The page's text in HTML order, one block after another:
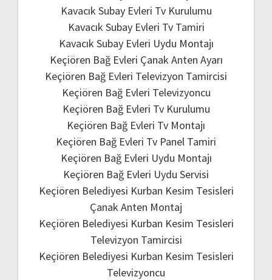
Kavacık Subay Evleri Tv Kurulumu
Kavacık Subay Evleri Tv Tamiri
Kavacık Subay Evleri Uydu Montajı
Keçiören Bağ Evleri Çanak Anten Ayarı
Keçiören Bağ Evleri Televizyon Tamircisi
Keçiören Bağ Evleri Televizyoncu
Keçiören Bağ Evleri Tv Kurulumu
Keçiören Bağ Evleri Tv Montajı
Keçiören Bağ Evleri Tv Panel Tamiri
Keçiören Bağ Evleri Uydu Montajı
Keçiören Bağ Evleri Uydu Servisi
Keçiören Belediyesi Kurban Kesim Tesisleri
Çanak Anten Montaj
Keçiören Belediyesi Kurban Kesim Tesisleri
Televizyon Tamircisi
Keçiören Belediyesi Kurban Kesim Tesisleri
Televizyoncu